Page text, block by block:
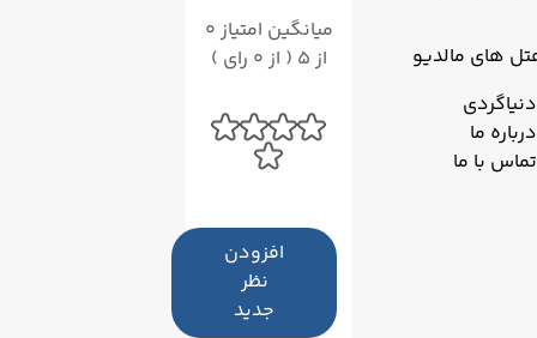
های مالدیو
دنیاگردی
درباره ما
تماس با ما
میانگین امتیاز 0
از 5 ( از 0 رای )
افزودن
نظر
جدید